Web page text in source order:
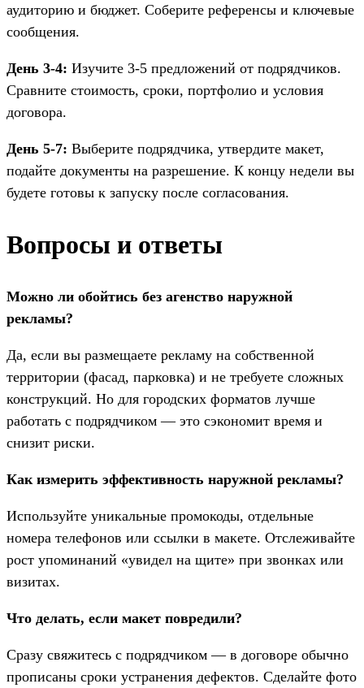
аудиторию и бюджет. Соберите референсы и ключевые
сообщения.
День 3-4: Изучите 3-5 предложений от подрядчиков.
Сравните стоимость, сроки, портфолио и условия
договора.
День 5-7: Выберите подрядчика, утвердите макет,
подайте документы на разрешение. К концу недели вы
будете готовы к запуску после согласования.
Вопросы и ответы
Можно ли обойтись без агенство наружной
рекламы?
Да, если вы размещаете рекламу на собственной
территории (фасад, парковка) и не требуете сложных
конструкций. Но для городских форматов лучше
работать с подрядчиком — это сэкономит время и
снизит риски.
Как измерить эффективность наружной рекламы?
Используйте уникальные промокоды, отдельные
номера телефонов или ссылки в макете. Отслеживайте
рост упоминаний «увидел на щите» при звонках или
визитах.
Что делать, если макет повредили?
Сразу свяжитесь с подрядчиком — в договоре обычно
прописаны сроки устранения дефектов. Сделайте фото